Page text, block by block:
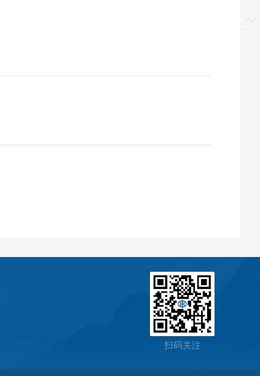
扫码关注